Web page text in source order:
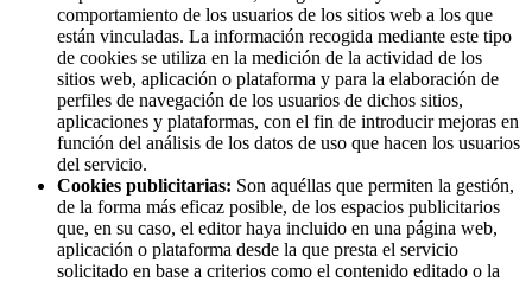
comportamiento de los usuarios de los sitios web a los que
están vinculadas. La información recogida mediante este tipo
de cookies se utiliza en la medición de la actividad de los
sitios web, aplicación o plataforma y para la elaboración de
perfiles de navegación de los usuarios de dichos sitios,
aplicaciones y plataformas, con el fin de introducir mejoras en
función del análisis de los datos de uso que hacen los usuarios
del servicio.
Cookies publicitarias: Son aquéllas que permiten la gestión,
de la forma más eficaz posible, de los espacios publicitarios
que, en su caso, el editor haya incluido en una página web,
aplicación o plataforma desde la que presta el servicio
solicitado en base a criterios como el contenido editado o la